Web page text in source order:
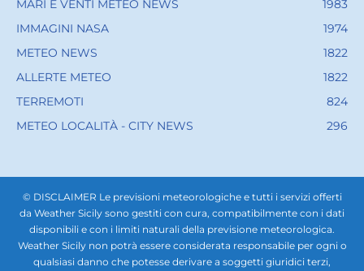
MARI E VENTI METEO NEWS
1983
IMMAGINI NASA
1974
METEO NEWS
1822
ALLERTE METEO
1822
TERREMOTI
824
METEO LOCALITÀ - CITY NEWS
296
© DISCLAIMER Le previsioni meteorologiche e tutti i servizi offerti
da Weather Sicily sono gestiti con cura, compatibilmente con i dati
disponibili e con i limiti naturali della previsione meteorologica.
Weather Sicily non potrà essere considerata responsabile per ogni o
qualsiasi danno che potesse derivare a soggetti giuridici terzi,